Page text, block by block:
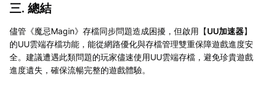
三. 總結
儘管《魔忌Magin》存檔同步問題造成困擾，但啟用【UU加速器】
的UU雲端存檔功能，能從網路優化與存檔管理雙重保障遊戲進度安
全。建議遭遇此類問題的玩家儘速使用UU雲端存檔，避免珍貴遊戲
進度遺失，確保流暢完整的遊戲體驗。